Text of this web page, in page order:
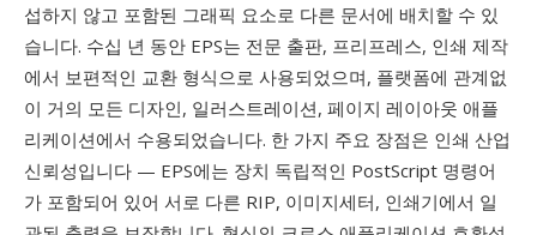
섭하지 않고 포함된 그래픽 요소로 다른 문서에 배치할 수 있
습니다. 수십 년 동안 EPS는 전문 출판, 프리프레스, 인쇄 제작
에서 보편적인 교환 형식으로 사용되었으며, 플랫폼에 관계없
이 거의 모든 디자인, 일러스트레이션, 페이지 레이아웃 애플
리케이션에서 수용되었습니다. 한 가지 주요 장점은 인쇄 산업
신뢰성입니다 — EPS에는 장치 독립적인 PostScript 명령어
가 포함되어 있어 서로 다른 RIP, 이미지세터, 인쇄기에서 일